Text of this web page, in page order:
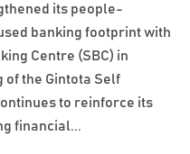
its people-
banking footprint with
Centre (SBC) in
of the Gintota Self
to reinforce its
financial...